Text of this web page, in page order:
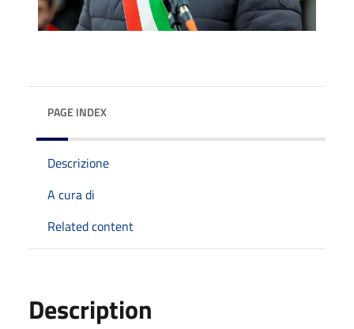
PAGE INDEX
Descrizione
A cura di
Related content
Description